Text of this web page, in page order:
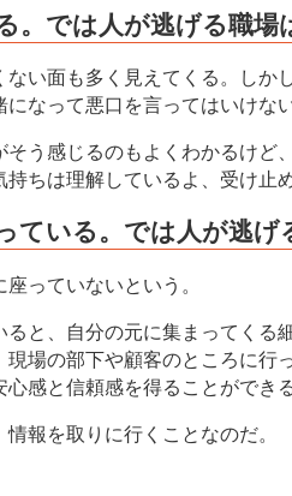
。では人が逃げる職場
い面も多く見えてくる。しか
なって悪口を言ってはいけない
う感じるのもよくわかるけど
ちは理解しているよ、受け止
ている。では人が逃げ
っていないという。
と、自分の元に集まってくる
場の部下や顧客のところに行
感と信頼感を得ることができる
報を取りに行くことなのだ。